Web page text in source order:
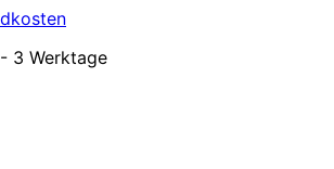
3 Werktage